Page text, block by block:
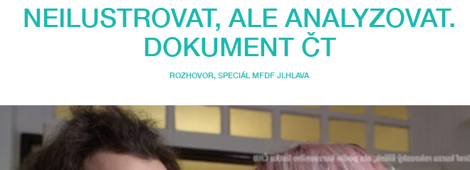
NEILUSTROVAT, ALE ANALYZOVAT.
DOKUMENT ČT
ROZHOVOR, SPECIÁL MFDF JI.HLAVA